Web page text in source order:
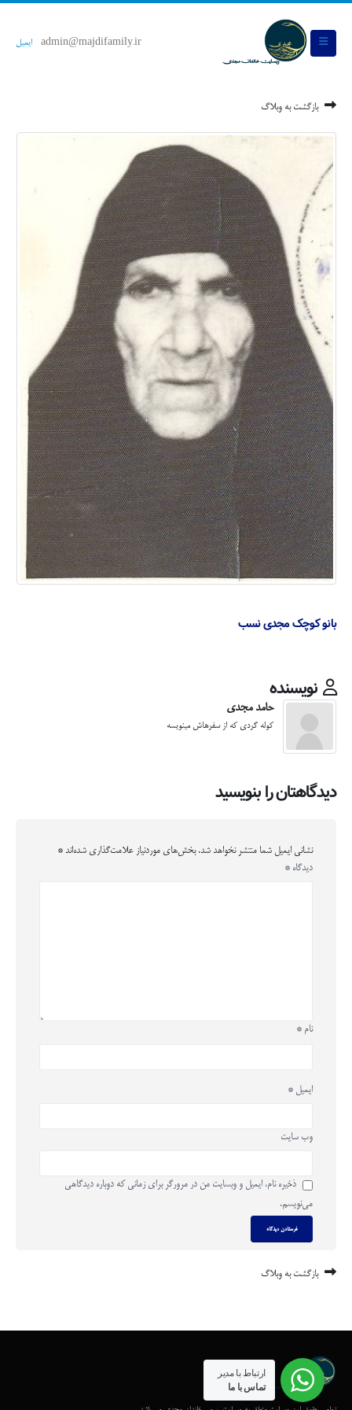
admin@majdifamily.ir ایمیل
بازگشت به وبلاگ
بانو کوچک مجدی نسب
نویسنده
حامد مجدی
کوله گردی که از سفرهاش مینویسه
دیدگاهتان را بنویسید
نشانی ایمیل شما منتشر نخواهد شد. بخش‌های موردنیاز علامت‌گذاری شده‌اند *
دیدگاه *
نام *
ایمیل *
وب‌ سایت
ذخیره نام، ایمیل و وبسایت من در مرورگر برای زمانی که دوباره دیدگاهی
می‌نویسم.
بازگشت به وبلاگ
ارتباط با مدیر
تماس با ما